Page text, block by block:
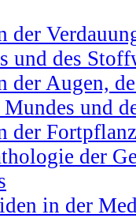
und des
der Augen,
und
der
der
in der